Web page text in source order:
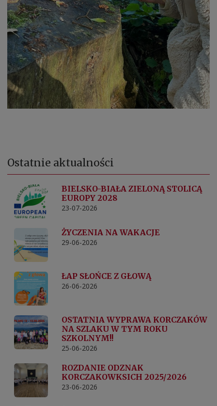
Ostatnie aktualności
BIELSKO-BIAŁA ZIELONĄ STOLICĄ
EUROPY 2028
23-07-2026
ŻYCZENIA NA WAKACJE
29-06-2026
ŁAP SŁOŃCE Z GŁOWĄ
26-06-2026
OSTATNIA WYPRAWA KORCZAKÓW
NA SZLAKU W TYM ROKU
SZKOLNYM!!
25-06-2026
ROZDANIE ODZNAK
KORCZAKOWKSICH 2025/2026
23-06-2026